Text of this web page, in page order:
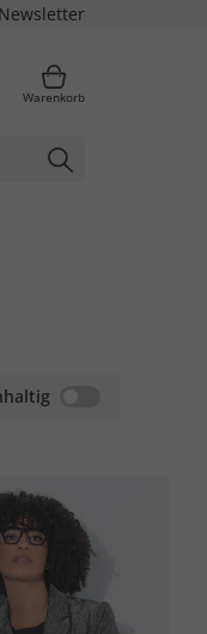
Newsletter
Warenkorb